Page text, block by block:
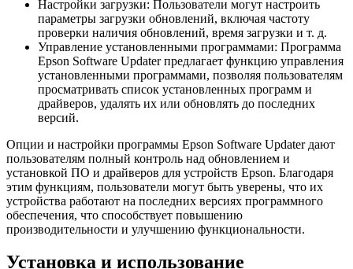
Настройки загрузки: Пользователи могут настроить
параметры загрузки обновлений, включая частоту
проверки наличия обновлений, время загрузки и т. д.
Управление установленными программами: Программа
Epson Software Updater предлагает функцию управления
установленными программами, позволяя пользователям
просматривать список установленных программ и
драйверов, удалять их или обновлять до последних
версий.
Опции и настройки программы Epson Software Updater дают
пользователям полный контроль над обновлением и
установкой ПО и драйверов для устройств Epson. Благодаря
этим функциям, пользователи могут быть уверены, что их
устройства работают на последних версиях программного
обеспечения, что способствует повышению
производительности и улучшению функциональности.
Установка и использование